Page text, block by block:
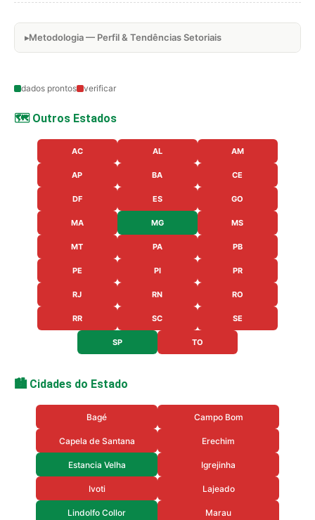
Metodologia — Perfil & Tendências Setoriais
dados prontos verificar
🗺️ Outros Estados
AC AL AM
AP BA CE
DF ES GO
MA MG MS
MT PA PB
PE PI PR
RJ RN RO
RR SC SE
SP TO
🏙️ Cidades do Estado
Bagé Campo Bom
Capela de Santana Erechim
Estancia Velha Igrejinha
Ivoti Lajeado
Lindolfo Collor Marau